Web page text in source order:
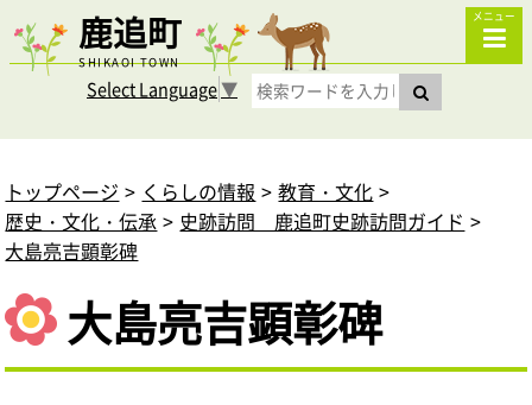
鹿追町
SHIKAOI TOWN
メニュー
Select Language▼
トップページ くらしの情報
教育・文化
歴史・文化・伝承
史跡訪問 鹿追町史跡訪問ガイド
大島亮吉顕彰碑
大島亮吉顕彰碑